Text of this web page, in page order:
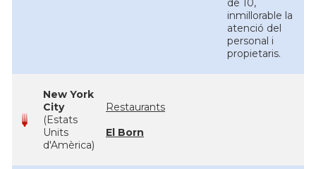
de 10,
inmillorable la
atenció del
personal i
propietaris.
New York
City
(Estats
Units
d'Amèrica)
Restaurants
El Born